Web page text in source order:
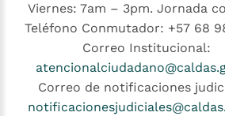
Viernes: 7am – 3pm. Jornada
Teléfono Conmutador: +57 68
Correo Institucional:
Correo de notificaciones